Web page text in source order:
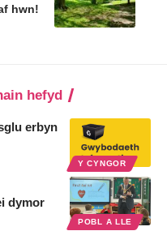
hwn!
hefyd
Y CYNGOR
erbyn
POBL A LLE
dymor